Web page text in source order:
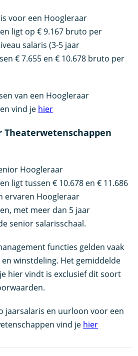
voor een Hoogleraar
ligt op € 9.167 bruto per
salaris (3-5 jaar
€ 7.655 en € 10.678 bruto per
van een Hoogleraar
vind je hier
Theaterwetenschappen
Hoogleraar
ligt tussen € 10.678 en € 11.686
ervaren Hoogleraar
met meer dan 5 jaar
senior salarisschaal.
functies gelden vaak
winstdeling. Het gemiddelde
hier vindt is exclusief dit soort
jaarsalaris en uurloon voor een
vind je hier